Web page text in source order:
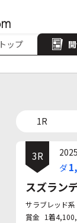
トップ
1R
3R
ダ
スズラン
サラブレッド
賞金 1着